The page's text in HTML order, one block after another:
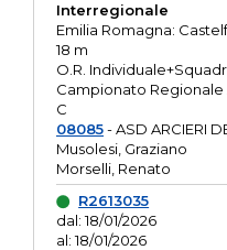
Interregionale
Emilia Romagna:
18 m
O.R.
Campionato Regionale
C
08085- ASD ARCIERI
Musolesi, Graziano
Morselli, Renato
R2613035
dal: 18/01/2026
al: 18/01/2026